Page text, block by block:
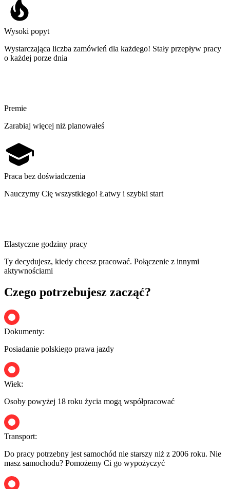
Wysoki popyt
Wystarczająca liczba zamówień dla każdego! Stały przepływ pracy
o każdej porze dnia
Premie
Zarabiaj więcej niż planowałeś
Praca bez doświadczenia
Nauczymy Cię wszystkiego! Łatwy i szybki start
Elastyczne godziny pracy
Ty decydujesz, kiedy chcesz pracować. Połączenie z innymi
aktywnościami
Czego potrzebujesz zacząć?
Dokumenty:
Posiadanie polskiego prawa jazdy
Wiek:
Osoby powyżej 18 roku życia mogą współpracować
Transport:
Do pracy potrzebny jest samochód nie starszy niż z 2006 roku. Nie
masz samochodu? Pomożemy Ci go wypożyczyć